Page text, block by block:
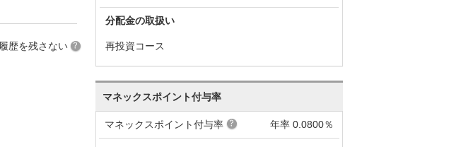
履歴を残さない
分配金の取扱い
再投資コース
マネックスポイント付与率
マネックスポイント付与率 年率 0.0800％